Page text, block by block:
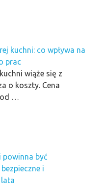
kuchni: co wpływa na
prac
wiąże się z
o koszty. Cena
od …
powinna być
i